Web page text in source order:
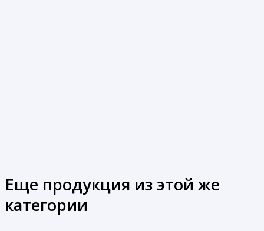
Еще продукция из этой же
категории